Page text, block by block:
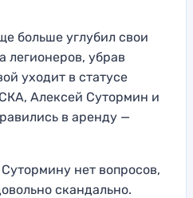
больше углубил свои
легионеров, убрав
уходит в статусе
Алексей Сутормин и
в аренду —
нет вопросов,
скандально.